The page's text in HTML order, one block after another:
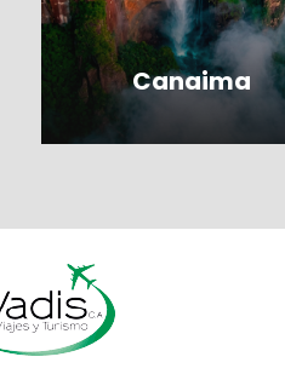
Canaima